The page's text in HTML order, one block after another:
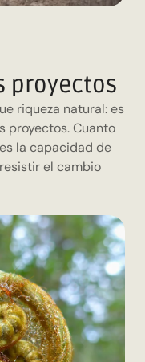
proyectos
riqueza natural: es
proyectos. Cuanto
la capacidad de
el cambio